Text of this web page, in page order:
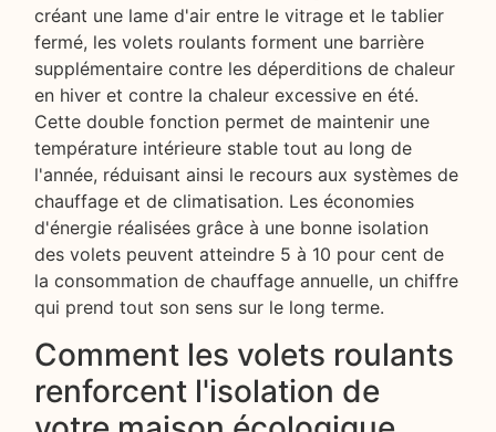
créant une lame d'air entre le vitrage et le tablier
fermé, les volets roulants forment une barrière
supplémentaire contre les déperditions de chaleur
en hiver et contre la chaleur excessive en été.
Cette double fonction permet de maintenir une
température intérieure stable tout au long de
l'année, réduisant ainsi le recours aux systèmes de
chauffage et de climatisation. Les économies
d'énergie réalisées grâce à une bonne isolation
des volets peuvent atteindre 5 à 10 pour cent de
la consommation de chauffage annuelle, un chiffre
qui prend tout son sens sur le long terme.
Comment les volets roulants
renforcent l'isolation de